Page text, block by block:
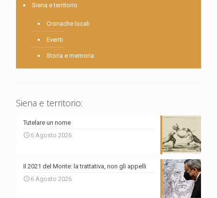
Siena e territorio
Cronache locali
Eventi
Storia e memoria
Siena e territorio:
Tutelare un nome
6 Agosto 2026
Il 2021 del Monte: la trattativa, non gli appelli
6 Agosto 2026